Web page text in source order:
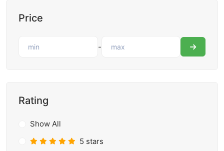
Price
-
Rating
Show All
5 stars